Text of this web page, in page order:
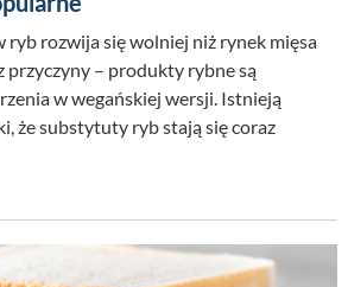
rozwija się wolniej niż rynek mięsa
przyczyny – produkty rybne są
w wegańskiej wersji. Istnieją
że substytuty ryb stają się coraz
‘’klasyczne’’ nuggetsy i paluszki –